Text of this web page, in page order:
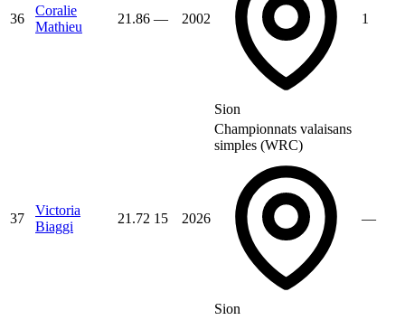
36
Coralie
Mathieu
21.86 — 2002
Sion
1
37
Victoria
Biaggi
21.72 15 2026
Championnats valaisans
simples (WRC)
Sion
—